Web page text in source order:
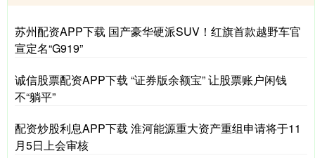
苏州配资APP下载 国产豪华硬派SUV！红旗首款越野车官
宣定名“G919”
诚信股票配资APP下载 “证券版余额宝” 让股票账户闲钱
不“躺平”
配资炒股利息APP下载 淮河能源重大资产重组申请将于11
月5日上会审核